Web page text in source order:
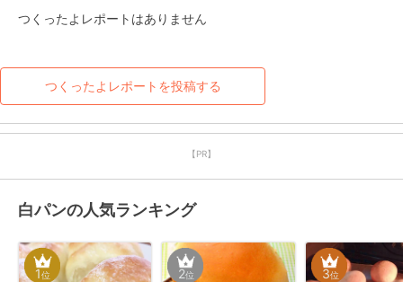
つくったよレポートはありません
つくったよレポートを投稿する
【PR】
白パンの人気ランキング
1位 2位 3位